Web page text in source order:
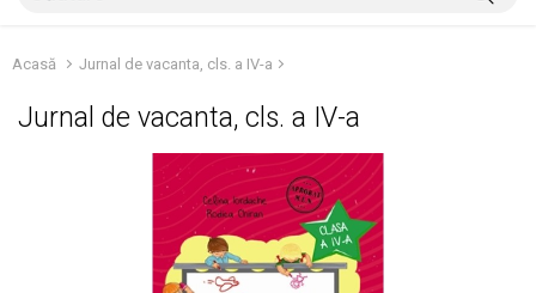
Acasă Jurnal de vacanta, cls. a IV-a
Jurnal de vacanta, cls. a IV-a